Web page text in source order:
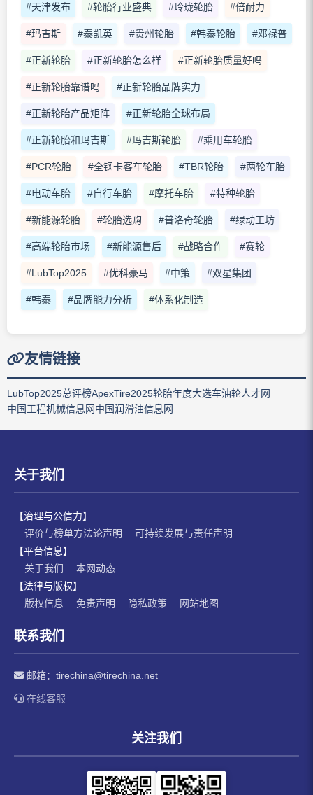
#天津发布 #轮胎行业盛典 #玲珑轮胎 #倍耐力
#玛吉斯 #泰凯英 #贵州轮胎 #韩泰轮胎 #邓禄普
#正新轮胎 #正新轮胎怎么样 #正新轮胎质量好吗
#正新轮胎靠谱吗 #正新轮胎品牌实力
#正新轮胎产品矩阵 #正新轮胎全球布局
#正新轮胎和玛吉斯 #玛吉斯轮胎 #乘用车轮胎
#PCR轮胎 #全钢卡客车轮胎 #TBR轮胎 #两轮车胎
#电动车胎 #自行车胎 #摩托车胎 #特种轮胎
#新能源轮胎 #轮胎选购 #普洛奇轮胎 #绿动工坊
#高端轮胎市场 #新能源售后 #战略合作 #赛轮
#LubTop2025 #优科豪马 #中策 #双星集团
#韩泰 #品牌能力分析 #体系化制造
友情链接
LubTop2025总评榜ApexTire2025轮胎年度大选车油轮人才网
中国工程机械信息网中国润滑油信息网
关于我们
【治理与公信力】
评价与榜单方法论声明
可持续发展与责任声明
【平台信息】
关于我们
本网动态
【法律与版权】
版权信息
免责声明 隐私政策 网站地图
联系我们
邮箱： tirechina@tirechina.net
在线客服
关注我们